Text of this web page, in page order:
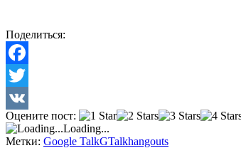
Поделиться:
Facebook
Twitter
VK
Оцените пост:
Loading...
Метки: Google TalkGTalkhangouts